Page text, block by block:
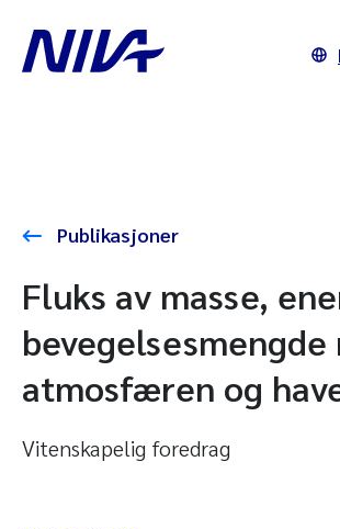
Publikasjoner
Fluks av masse,
atmosfæren og
Vitenskapelig foredrag